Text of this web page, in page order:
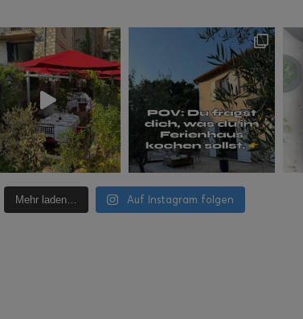
Mehr laden… Auf Instagram folgen